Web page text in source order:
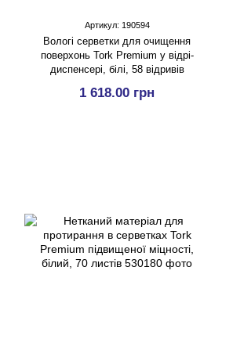
Артикул: 190594
Вологі серветки для очищення
поверхонь Tork Premium у відрі-
диспенсері, білі, 58 відривів
1 618.00 грн